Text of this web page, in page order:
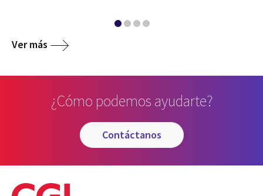
Ver más
¿Cómo podemos ayudarte?
contáctanos